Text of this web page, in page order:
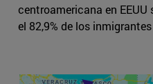
centroamericana en
el 82,9% de los